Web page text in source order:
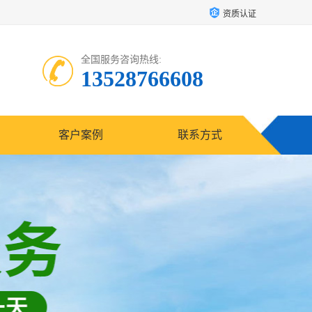
资质认证
全国服务咨询热线:
13528766608
客户案例 联系方式